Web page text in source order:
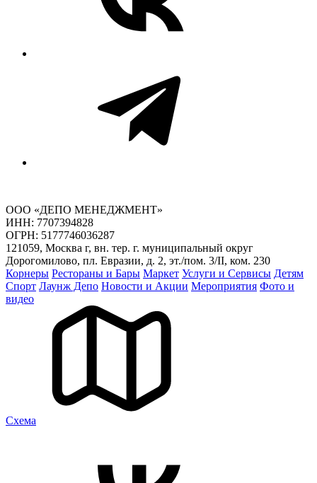
ООО «ДЕПО МЕНЕДЖМЕНТ»
ИНН: 7707394828
ОГРН: 5177746036287
121059, Москва г, вн. тер. г. муниципальный округ
Дорогомилово, пл. Евразии, д. 2, эт./пом. 3/II, ком. 230
Корнеры Рестораны и Бары Маркет Услуги и Сервисы Детям
Спорт Лаунж Депо Новости и Акции Мероприятия Фото и
видео
Cхема